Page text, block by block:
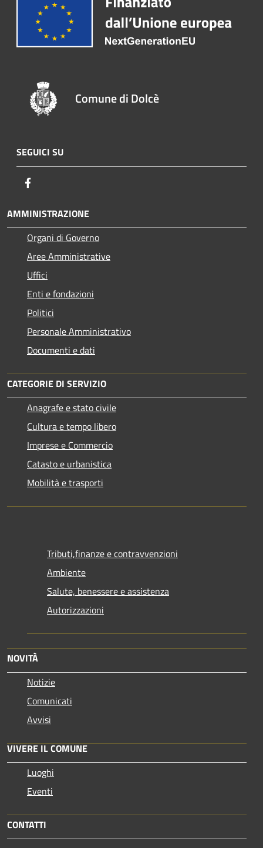
Comune di Dolcè
SEGUICI SU
AMMINISTRAZIONE
Organi di Governo
Aree Amministrative
Uffici
Enti e fondazioni
Politici
Personale Amministrativo
Documenti e dati
CATEGORIE DI SERVIZIO
Anagrafe e stato civile
Cultura e tempo libero
Imprese e Commercio
Catasto e urbanistica
Mobilità e trasporti
Tributi,finanze e contravvenzioni
Ambiente
Salute, benessere e assistenza
Autorizzazioni
NOVITÀ
Notizie
Comunicati
Avvisi
VIVERE IL COMUNE
Luoghi
Eventi
CONTATTI